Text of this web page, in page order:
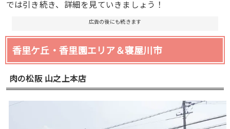
では引き続き、詳細を見ていきましょう！
広告の後にも続きます
香里ケ丘・香里園エリア＆寝屋川市
肉の松阪 山之上本店